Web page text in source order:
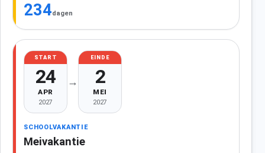
234dagen
START
24
APR
2027
→
EINDE
2
MEI
2027
SCHOOLVAKANTIE
Meivakantie